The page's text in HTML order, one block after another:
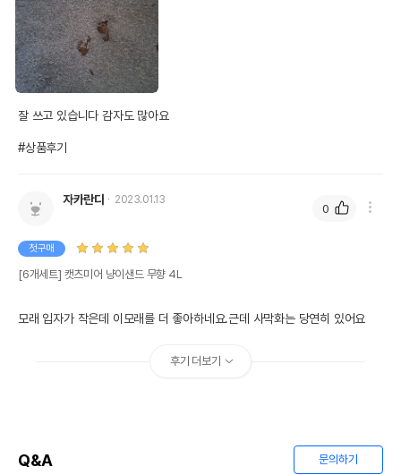
잘 쓰고 있습니다 감자도 많아요
#상품후기
자카란다 2023.01.13
첫구매
[6개세트] 캣츠미어 냥이샌드 무향 4L
모래 입자가 작은데 이모래를 더 좋아하네요.근데 사막화는 당연히 있어요
0
후기 더보기
Q&A 문의하기